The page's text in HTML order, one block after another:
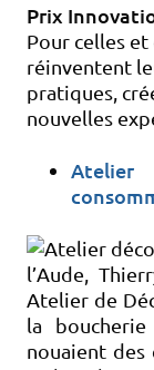
Prix
Pour celles et
réinventent
pratiques,
nouvelles
l’Aude,
Atelier de
la
nouaient des